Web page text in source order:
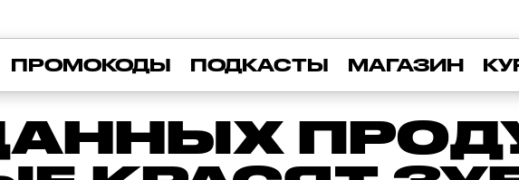
ПРОМОКОДЫ ПОДКАСТЫ МАГАЗИН